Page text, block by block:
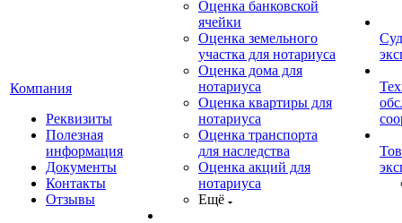
Компания
Реквизиты
Полезная
информация
Документы
Контакты
Отзывы
Оценка банковской
ячейки
Оценка земельного
участка для нотариуса
Оценка дома для
нотариуса
Оценка квартиры для
нотариуса
Оценка транспорта
для наследства
Оценка акций для
нотариуса
Ещё